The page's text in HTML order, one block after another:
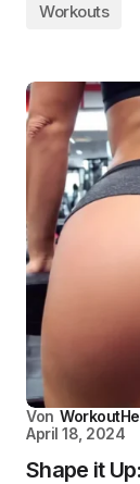
Workouts
Von
April 18, 2024
Shape it